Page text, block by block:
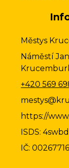
Městys
Náměstí
+420 569
https://
ISDS:
IČ: 00267716